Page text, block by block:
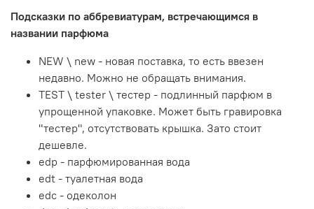
Подсказки по аббревиатурам, встречающимся в
названии парфюма
NEW \ new - новая поставка, то есть ввезен
недавно. Можно не обращать внимания.
TEST \ tester \ тестер - подлинный парфюм в
упрощенной упаковке. Может быть гравировка
"тестер", отсутствовать крышка. Зато стоит
дешевле.
edp - парфюмированная вода
edt - туалетная вода
edc - одеколон